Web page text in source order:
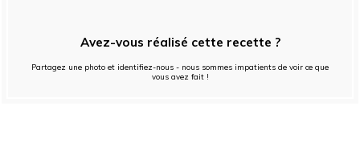
Avez-vous réalisé cette recette ?
Partagez une photo et identifiez-nous - nous sommes impatients de voir ce que
vous avez fait !